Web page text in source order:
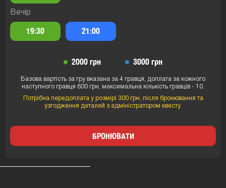
Вечір
19:30 21:00
2000 грн 3000 грн
Базова вартість за гру вказана за 4 гравця, доплата за кожного
наступного гравця 600 грн, максимальна кількість гравців - 10.
Потрібна передоплата у розмірі 300 грн, після бронювання та
узгодження деталей з адміністратором квесту.
БРОНЮВАТИ